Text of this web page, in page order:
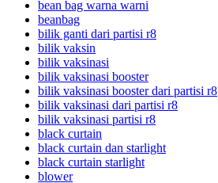
bean bag warna warni
beanbag
bilik ganti dari partisi r8
bilik vaksin
bilik vaksinasi
bilik vaksinasi booster
bilik vaksinasi booster dari partisi r8
bilik vaksinasi dari partisi r8
bilik vaksinasi partisi r8
black curtain
black curtain dan starlight
black curtain starlight
blower